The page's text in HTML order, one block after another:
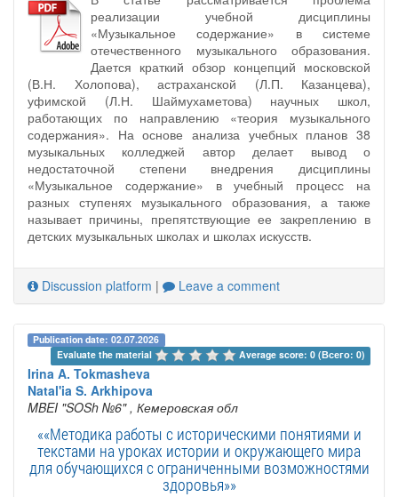
реализации учебной дисциплины
«Музыкальное содержание» в системе
отечественного музыкального образования.
Дается краткий обзор концепций московской
(В.Н. Холопова), астраханской (Л.П. Казанцева),
уфимской (Л.Н. Шаймухаметова) научных школ,
работающих по направлению «теория музыкального
содержания». На основе анализа учебных планов 38
музыкальных колледжей автор делает вывод о
недостаточной степени внедрения дисциплины
«Музыкальное содержание» в учебный процесс на
разных ступенях музыкального образования, а также
называет причины, препятствующие ее закреплению в
детских музыкальных школах и школах искусств.
Discussion platform | Leave a comment
Publication date: 02.07.2026
Evaluate the material
Average score: 0 (Всего: 0)
Irina A. Tokmasheva
Natal'ia S. Arkhipova
MBEI "SOSh №6" , Кемеровская обл
««Методика работы с историческими понятиями и
текстами на уроках истории и окружающего мира
для обучающихся с ограниченными возможностями
здоровья»»